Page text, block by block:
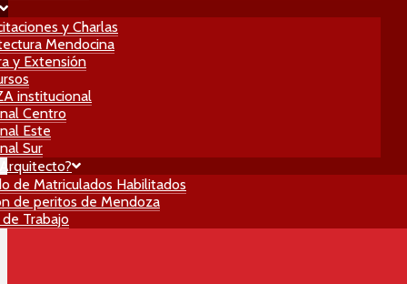
y Charlas
Mendocina
y Extensión
institucional
Centro
Este
Sur
de Matriculados Habilitados
de peritos de Mendoza
Trabajo